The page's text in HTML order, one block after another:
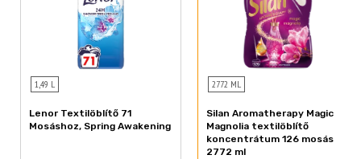
1,49 L
Lenor Textilöblítő 71
Mosáshoz, Spring Awakening
2772 ML
Silan Aromatherapy Magic
Magnolia textilöblítő
koncentrátum 126 mosás
2772 ml